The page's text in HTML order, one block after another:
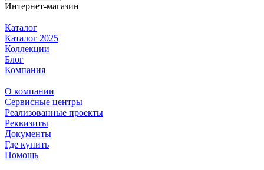
Интернет-магазин
Каталог
Каталог 2025
Коллекции
Блог
Компания
О компании
Сервисные центры
Реализованные проекты
Реквизиты
Документы
Где купить
Помощь